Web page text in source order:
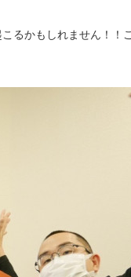
るかもしれません！！